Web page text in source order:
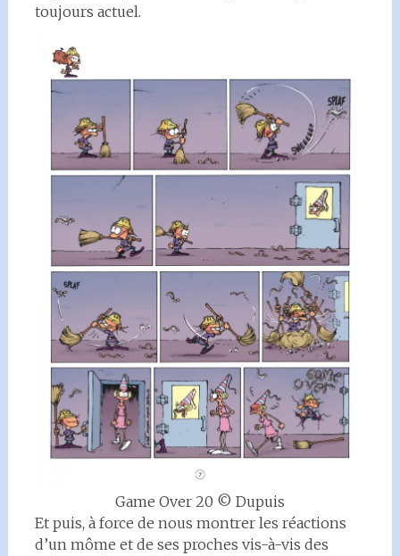
toujours actuel.
Game Over 20 © Dupuis
Et puis, à force de nous montrer les réactions
d’un môme et de ses proches vis-à-vis des